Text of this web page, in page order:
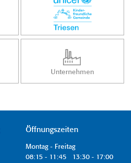
Unternehmen
Öffnungszeiten
Montag - Freitag
08:15 - 11:45 13:30 - 17:00